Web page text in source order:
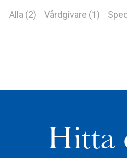
Alla (2) Vårdgivare (1)
Hitta